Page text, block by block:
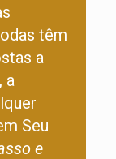
têm
a
a
Seu
e